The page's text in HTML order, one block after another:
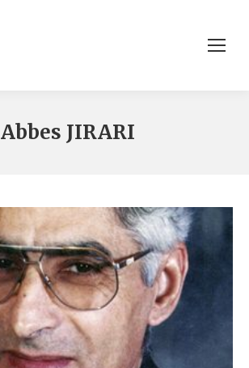
Abbes JIRARI